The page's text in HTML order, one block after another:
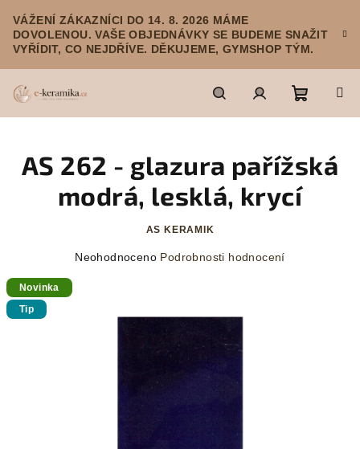
obsah
VÁŽENÍ ZÁKAZNÍCI DO 14. 8. 2026 MÁME
DOVOLENOU. VAŠE OBJEDNÁVKY SE BUDEME SNAŽIT
VYŘÍDIT, CO NEJDŘÍVE. DĚKUJEME, GYMSHOP TÝM.
HledatPřihlášeníNákupní
košík
AS 262 - glazura pařížská
modrá, lesklá, krycí
AS KERAMIK
Průměrné
Neohodnoceno Podrobnosti hodnocení
Novinka
Tip